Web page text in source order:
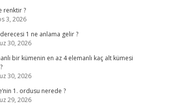
renktir ?
3, 2026
1 ne anlama gelir ?
30, 2026
bir kümenin en az 4 elemanlı kaç alt kümesi
30, 2026
1. ordusu nerede ?
29, 2026